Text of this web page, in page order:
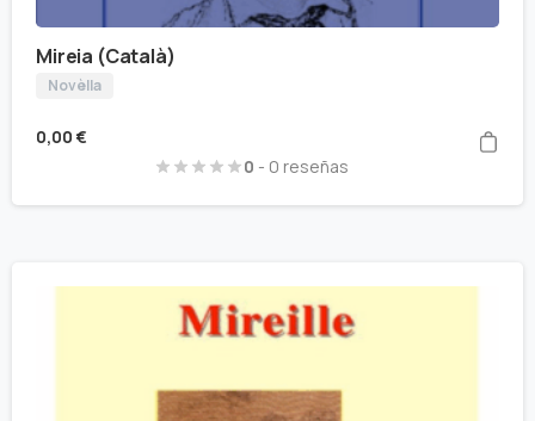
Mireia (Català)
Novèlla
0,00 €
0 - 0 reseñas